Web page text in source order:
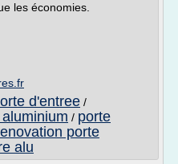
les économies.
d'entree /
/ porte
porte
alu